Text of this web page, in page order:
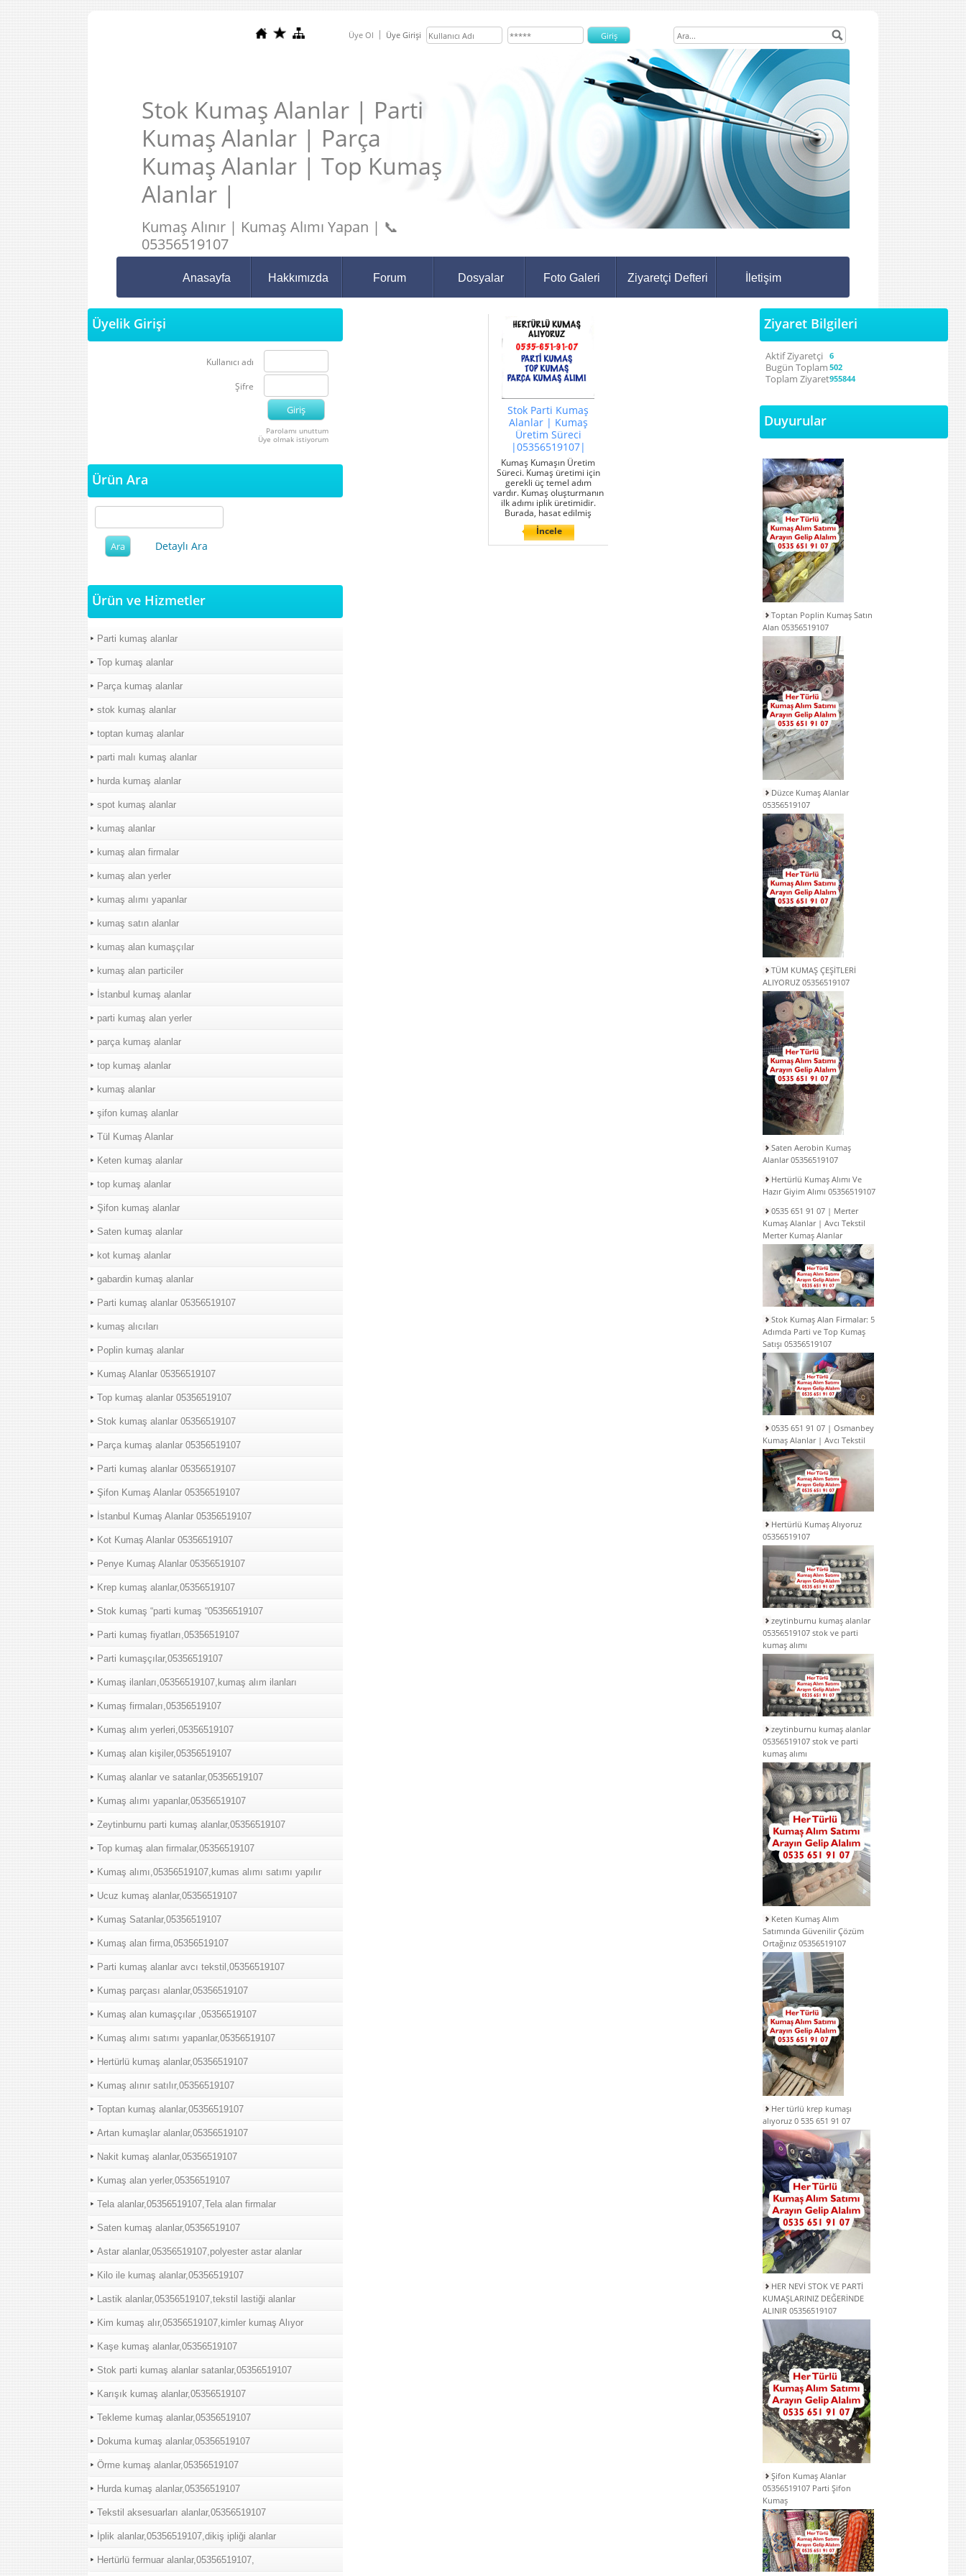
Üye Ol Üye Girişi
Stok Kumaş Alanlar | Parti
Kumaş Alanlar | Parça
Kumaş Alanlar | Top Kumaş
Alanlar |
Kumaş Alınır | Kumaş Alımı Yapan | 📞
05356519107
Anasayfa Hakkımızda Forum Dosyalar Foto Galeri Ziyaretçi Defteri İletişim
Üyelik Girişi
Kullanıcı adı
Şifre
Parolamı unuttum
Üye olmak istiyorum
Ürün Ara
Detaylı Ara
Ürün ve Hizmetler
Parti kumaş alanlar
Top kumaş alanlar
Parça kumaş alanlar
stok kumaş alanlar
toptan kumaş alanlar
parti malı kumaş alanlar
hurda kumaş alanlar
spot kumaş alanlar
kumaş alanlar
kumaş alan firmalar
kumaş alan yerler
kumaş alımı yapanlar
kumaş satın alanlar
kumaş alan kumaşçılar
kumaş alan particiler
İstanbul kumaş alanlar
parti kumaş alan yerler
parça kumaş alanlar
top kumaş alanlar
kumaş alanlar
şifon kumaş alanlar
Tül Kumaş Alanlar
Keten kumaş alanlar
top kumaş alanlar
Şifon kumaş alanlar
Saten kumaş alanlar
kot kumaş alanlar
gabardin kumaş alanlar
Parti kumaş alanlar 05356519107
kumaş alıcıları
Poplin kumaş alanlar
Kumaş Alanlar 05356519107
Top kumaş alanlar 05356519107
Stok kumaş alanlar 05356519107
Parça kumaş alanlar 05356519107
Parti kumaş alanlar 05356519107
Şifon Kumaş Alanlar 05356519107
İstanbul Kumaş Alanlar 05356519107
Kot Kumaş Alanlar 05356519107
Penye Kumaş Alanlar 05356519107
Krep kumaş alanlar,05356519107
Stok kumaş “parti kumaş “05356519107
Parti kumaş fiyatları,05356519107
Parti kumaşçılar,05356519107
Kumaş ilanları,05356519107,kumaş alım ilanları
Kumaş firmaları,05356519107
Kumaş alım yerleri,05356519107
Kumaş alan kişiler,05356519107
Kumaş alanlar ve satanlar,05356519107
Kumaş alımı yapanlar,05356519107
Zeytinburnu parti kumaş alanlar,05356519107
Top kumaş alan firmalar,05356519107
Kumaş alımı,05356519107,kumas alımı satımı yapılır
Ucuz kumaş alanlar,05356519107
Kumaş Satanlar,05356519107
Kumaş alan firma,05356519107
Parti kumaş alanlar avcı tekstil,05356519107
Kumaş parçası alanlar,05356519107
Kumaş alan kumaşçılar ,05356519107
Kumaş alımı satımı yapanlar,05356519107
Hertürlü kumaş alanlar,05356519107
Kumaş alınır satılır,05356519107
Toptan kumaş alanlar,05356519107
Artan kumaşlar alanlar,05356519107
Nakit kumaş alanlar,05356519107
Kumaş alan yerler,05356519107
Tela alanlar,05356519107,Tela alan firmalar
Saten kumaş alanlar,05356519107
Astar alanlar,05356519107,polyester astar alanlar
Kilo ile kumaş alanlar,05356519107
Lastik alanlar,05356519107,tekstil lastiği alanlar
Kim kumaş alır,05356519107,kimler kumaş Alıyor
Kaşe kumaş alanlar,05356519107
Stok parti kumaş alanlar satanlar,05356519107
Karışık kumaş alanlar,05356519107
Tekleme kumaş alanlar,05356519107
Dokuma kumaş alanlar,05356519107
Örme kumaş alanlar,05356519107
Hurda kumaş alanlar,05356519107
Tekstil aksesuarları alanlar,05356519107
İplik alanlar,05356519107,dikiş ipliği alanlar
Hertürlü fermuar alanlar,05356519107,
Stok Parti Kumaş
Alanlar | Kumaş
Üretim Süreci
|05356519107|
Kumaş Kumaşın Üretim
Süreci. Kumaş üretimi için
gerekli üç temel adım
vardır. Kumaş oluşturmanın
ilk adımı iplik üretimidir.
Burada, hasat edilmiş
İncele
Ziyaret Bilgileri
Aktif Ziyaretçi 6
Bugün Toplam 502
Toplam Ziyaret955844
Duyurular
Toptan Poplin Kumaş Satın
Alan 05356519107
Düzce Kumaş Alanlar
05356519107
TÜM KUMAŞ ÇEŞİTLERİ
ALIYORUZ 05356519107
Saten Aerobin Kumaş
Alanlar 05356519107
Hertürlü Kumaş Alımı Ve
Hazır Giyim Alımı 05356519107
0535 651 91 07 | Merter
Kumaş Alanlar | Avcı Tekstil
Merter Kumaş Alanlar
Stok Kumaş Alan Firmalar: 5
Adımda Parti ve Top Kumaş
Satışı 05356519107
0535 651 91 07 | Osmanbey
Kumaş Alanlar | Avcı Tekstil
Hertürlü Kumaş Alıyoruz
05356519107
zeytinburnu kumaş alanlar
05356519107 stok ve parti
kumaş alımı
zeytinburnu kumaş alanlar
05356519107 stok ve parti
kumaş alımı
Keten Kumaş Alım
Satımında Güvenilir Çözüm
Ortağınız 05356519107
Her türlü krep kumaşı
alıyoruz 0 535 651 91 07
HER NEVİ STOK VE PARTİ
KUMAŞLARINIZ DEĞERİNDE
ALINIR 05356519107
Şifon Kumaş Alanlar
05356519107 Parti Şifon
Kumaş